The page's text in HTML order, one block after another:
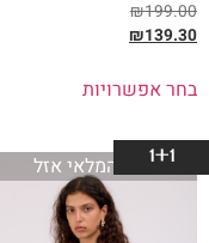
₪199.00
₪139.30
בחר אפשרויות
המלאי אזל 1+1